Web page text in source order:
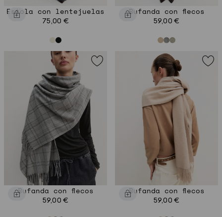
Estola con lentejuelas
75,00 €
Bufanda con flecos
59,00 €
Bufanda con flecos
59,00 €
Bufanda con flecos
59,00 €